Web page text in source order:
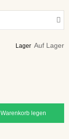
Lager Auf Lager
Warenkorb legen